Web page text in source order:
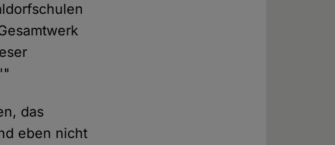
das
eben nicht